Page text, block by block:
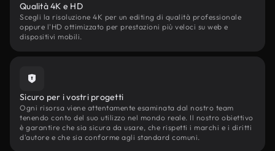
Qualità 4K e HD
Scegli la risoluzione 4K per un editing di qualità professionale
oppure l'HD ottimizzato per prestazioni più veloci su web e
dispositivi mobili.
Sicuro per i vostri progetti
Ogni risorsa viene attentamente esaminata dal nostro team
tenendo conto del suo utilizzo nel mondo reale. Il nostro obiettivo
è garantire che sia sicura da usare, che rispetti i marchi e i diritti
d'autore e che sia conforme agli standard comuni.